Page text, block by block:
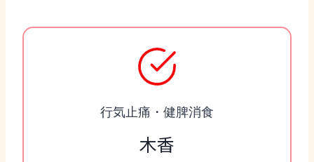
行気止痛・健脾消食
木香